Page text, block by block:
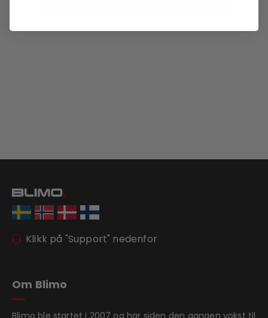
Klikk på "Support" nedenfor
Om Blimo